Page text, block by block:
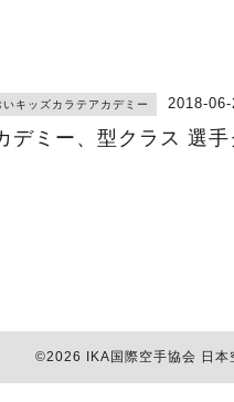
いキッズカラテアカデミー 2018-
デミー、型クラス 選
©2026 IKA国際空手協会 日